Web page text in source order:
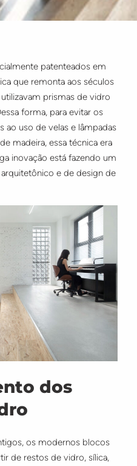
patenteados em
que remonta aos séculos
prismas de vidro
forma, para evitar os
ao uso de velas e lâmpadas
madeira, essa técnica era
inovação está fazendo um
e de design de
dos
os modernos blocos
de restos de vidro, sílica,